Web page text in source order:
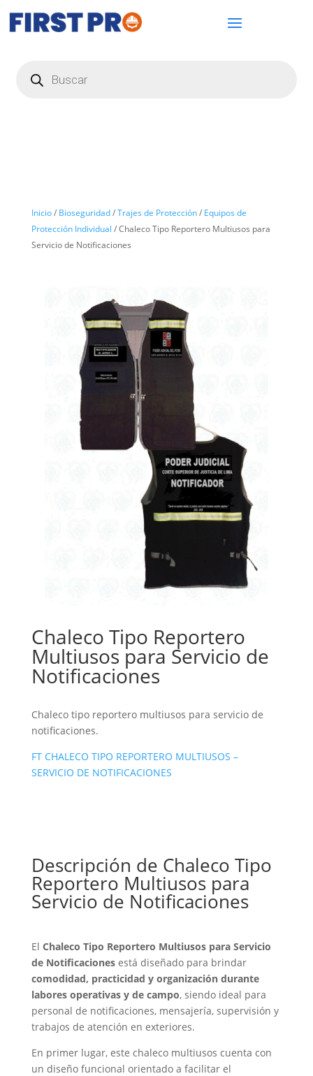
productos
Inicio/ Bioseguridad/Trajes de Protección/ Equipos de
Protección Individual / Chaleco Tipo Reportero Multiusos para
Servicio de Notificaciones
Chaleco Tipo Reportero
Multiusos para Servicio de
Notificaciones
Chaleco tipo reportero multiusos para servicio de
notificaciones.
FT CHALECO TIPO REPORTERO MULTIUSOS –
SERVICIO DE NOTIFICACIONES
Descripción de Chaleco Tipo
Reportero Multiusos para
Servicio de Notificaciones
El Chaleco Tipo Reportero Multiusos para Servicio
de Notificacionesestá diseñado para brindar
comodidad, practicidad y organización durante
labores operativas y de campo, siendo ideal para
personal de notificaciones, mensajería, supervisión y
trabajos de atención en exteriores.
En primer lugar, este chaleco multiusos cuenta con
un diseño funcional orientado a facilitar el